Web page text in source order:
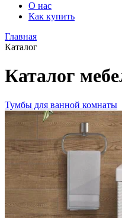
О нас
Как купить
Главная
Каталог
Каталог
Тумбы для ванной комнаты